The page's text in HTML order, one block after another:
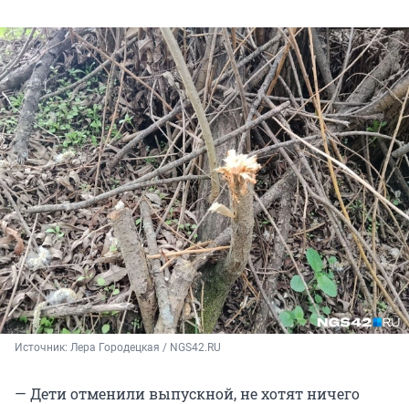
Источник: Лера Городецкая / NGS42.RU
— Дети отменили выпускной, не хотят ничего